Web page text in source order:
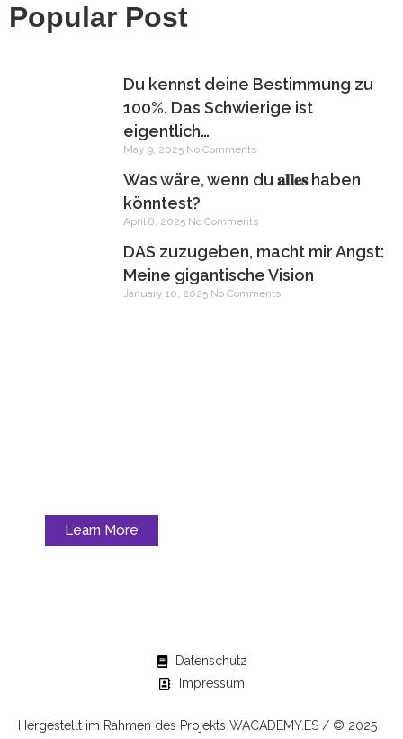
Popular Post
Du kennst deine Bestimmung zu
100%. Das Schwierige ist
eigentlich…
May 9, 2025 No Comments
Was wäre, wenn du 𝐚𝐥𝐥𝐞𝐬 haben
könntest?
April 8, 2025 No Comments
DAS zuzugeben, macht mir Angst:
Meine gigantische Vision
January 10, 2025 No Comments
Learn More
Datenschutz
Impressum
Hergestellt im Rahmen des Projekts WACADEMY.ES / © 2025